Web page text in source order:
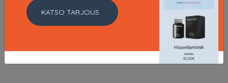
Garnier Olia - 6.3 Golden Light Brown
11.9 EUR
KATSO TARJOUS